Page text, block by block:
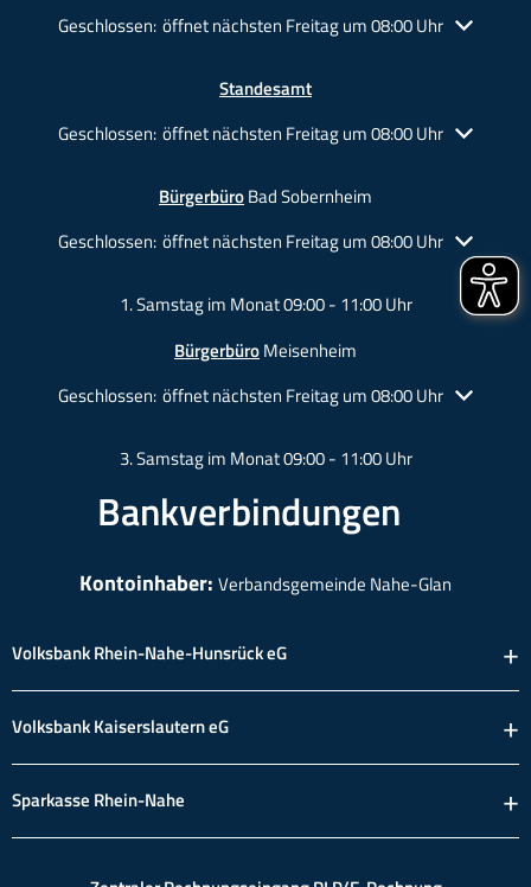
Klicken, um weitere Öffnungs- oder Schließzeiten
Geschlossen: öffnet nächsten Freitag um 08:00 Uhr
Standesamt
Klicken, um weitere Öffnungs- oder Schließzeiten
Geschlossen: öffnet nächsten Freitag um 08:00 Uhr
BürgerbüroBad Sobernheim
Klicken, um weitere Öffnungs- oder Schließzeiten
Geschlossen: öffnet nächsten Freitag um 08:00 Uhr
1. Samstag im Monat 09:00 - 11:00 Uhr
BürgerbüroMeisenheim
Klicken, um weitere Öffnungs- oder Schließzeiten
Geschlossen: öffnet nächsten Freitag um 08:00 Uhr
3. Samstag im Monat 09:00 - 11:00 Uhr
Bankverbindungen
Kontoinhaber: Verbandsgemeinde Nahe-Glan
Volksbank Rhein-Nahe-Hunsrück eG
Volksbank Kaiserslautern eG
Sparkasse Rhein-Nahe